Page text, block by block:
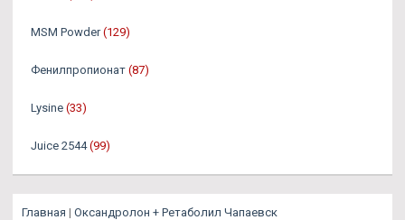
MSM Powder (129)
Фенилпропионат (87)
Lysine (33)
Juice 2544 (99)
Главная | Оксандролон + Ретаболил Чапаевск